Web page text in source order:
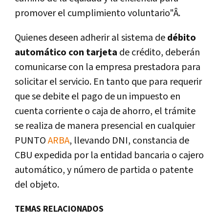
promover el cumplimiento voluntario"Â.
Quienes deseen adherir al sistema dedébito
automático con tarjeta de crédito, deberán
comunicarse con la empresa prestadora para
solicitar el servicio. En tanto que para requerir
que se debite el pago de un impuesto en
cuenta corriente o caja de ahorro, el trámite
se realiza de manera presencial en cualquier
PUNTOARBA, llevando DNI, constancia de
CBU expedida por la entidad bancaria o cajero
automático, y número de partida o patente
del objeto.
TEMAS RELACIONADOS